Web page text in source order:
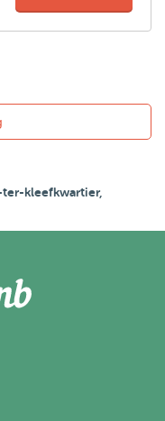
kleefkwartier,